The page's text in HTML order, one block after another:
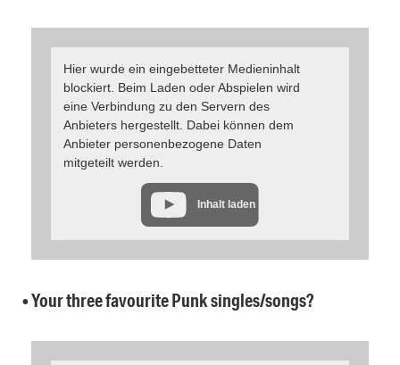
Hier wurde ein eingebetteter Medieninhalt
blockiert. Beim Laden oder Abspielen wird
eine Verbindung zu den Servern des
Anbieters hergestellt. Dabei können dem
Anbieter personenbezogene Daten
mitgeteilt werden.
Inhalt laden
• Your three favourite Punk singles/songs?